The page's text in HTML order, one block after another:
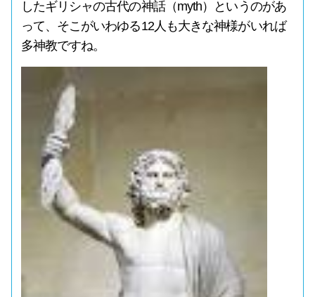
したギリシャの古代の神話（myth）というのがあ
って、そこがいわゆる12人も大きな神様がいれば
多神教ですね。